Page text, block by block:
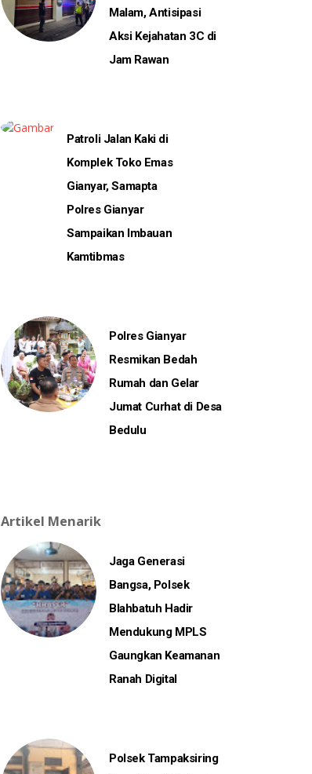
Malam, Antisipasi
Aksi Kejahatan 3C di
Jam Rawan
Patroli Jalan Kaki di
Komplek Toko Emas
Gianyar, Samapta
Polres Gianyar
Sampaikan Imbauan
Kamtibmas
Polres Gianyar
Resmikan Bedah
Rumah dan Gelar
Jumat Curhat di Desa
Bedulu
Artikel Menarik
Jaga Generasi
Bangsa, Polsek
Blahbatuh Hadir
Mendukung MPLS
Gaungkan Keamanan
Ranah Digital
Polsek Tampaksiring